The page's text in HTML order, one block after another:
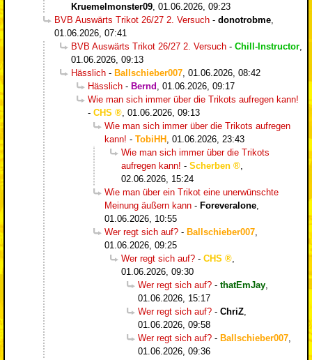
Kruemelmonster09 01.06.2026, 09:23
BVB Auswärts Trikot 26/27 2. Versuch - donotrobme
01.06.2026, 07:41
BVB Auswärts Trikot 26/27 2. Versuch - Chill-Instructor
01.06.2026, 09:13
Hässlich - Ballschieber007 01.06.2026, 08:42
Hässlich - Bernd
01.06.2026, 09:17
Wie man sich immer über die Trikots aufregen kann!
- CHS
01.06.2026, 09:13
Wie man sich immer über die Trikots aufregen
kann! - TobiHH
01.06.2026, 23:43
Wie man sich immer über die Trikots
aufregen kann! - Scherben
02.06.2026, 15:24
Wie man über ein Trikot eine unerwünschte
Meinung äußern kann - Foreveralone
01.06.2026, 10:55
Wer regt sich auf? - Ballschieber007
01.06.2026, 09:25
Wer regt sich auf? - CHS
01.06.2026, 09:30
Wer regt sich auf? - thatEmJay
01.06.2026, 15:17
Wer regt sich auf? - ChriZ
01.06.2026, 09:58
Wer regt sich auf? - Ballschieber007
01.06.2026, 09:36